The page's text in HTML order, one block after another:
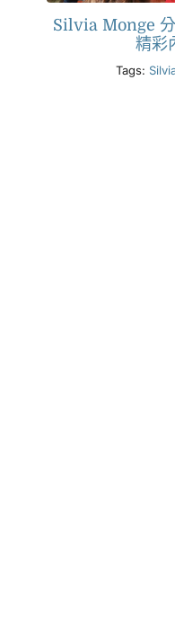
Silvia Monge
精彩
Tags: